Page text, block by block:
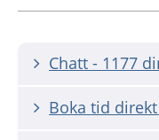
Chatt - 1177
Boka tid